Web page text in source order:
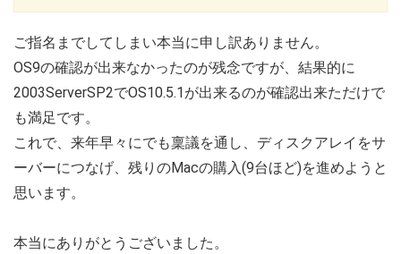
ご指名までしてしまい本当に申し訳ありません。
OS9の確認が出来なかったのが残念ですが、結果的に
2003ServerSP2でOS10.5.1が出来るのが確認出来ただけで
も満足です。
これで、来年早々にでも稟議を通し、ディスクアレイをサ
ーバーにつなげ、残りのMacの購入(9台ほど)を進めようと
思います。
本当にありがとうございました。